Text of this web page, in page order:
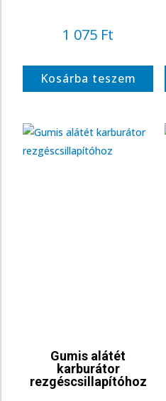
1 075 Ft
Kosárba teszem
Gumis alátét
karburátor
rezgéscsillapítóhoz